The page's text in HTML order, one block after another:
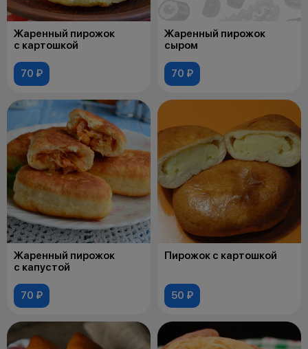
Жаренный пирожок
с картошкой
70 ₽
Жаренный пирожок
сыром
70 ₽
Жаренный пирожок
с капустой
70 ₽
Пирожок с картошкой
50 ₽